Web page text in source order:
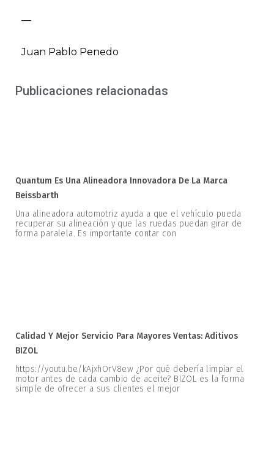
—
Juan Pablo Penedo
Publicaciones relacionadas
Quantum Es Una Alineadora Innovadora De La Marca
Beissbarth
Una alineadora automotriz ayuda a que el vehículo pueda
recuperar su alineación y que las ruedas puedan girar de
forma paralela. Es importante contar con
Calidad Y Mejor Servicio Para Mayores Ventas: Aditivos
BIZOL
https://youtu.be/kAjxhOrV8ew ¿Por qué debería limpiar el
motor antes de cada cambio de aceite? BIZOL es la forma
simple de ofrecer a sus clientes el mejor